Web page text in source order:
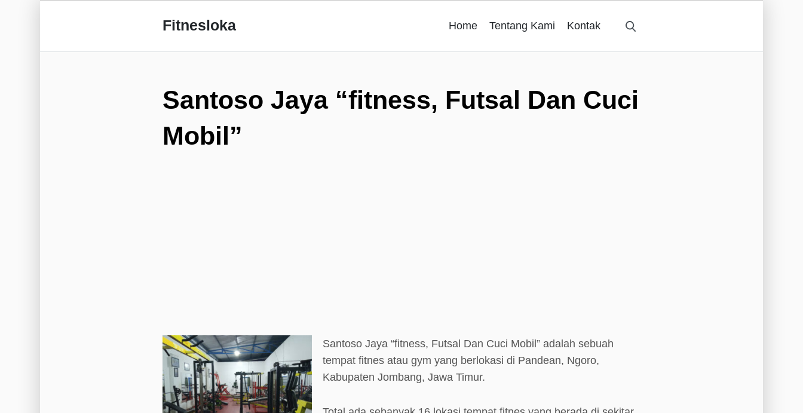
Fitnesloka Home Tentang Kami Kontak
Santoso Jaya “fitness, Futsal Dan Cuci
Mobil”
Santoso Jaya “fitness, Futsal Dan Cuci Mobil” adalah sebuah
tempat fitnes atau gym yang berlokasi di Pandean, Ngoro,
Kabupaten Jombang, Jawa Timur.